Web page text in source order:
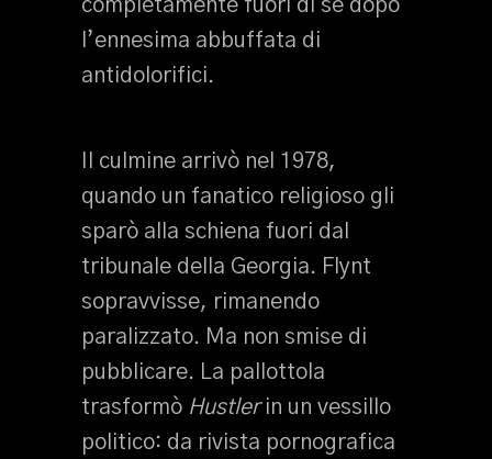
completamente fuori di sé dopo
l’ennesima abbuffata di
antidolorifici.
Il culmine arrivò nel 1978,
quando un fanatico religioso gli
sparò alla schiena fuori dal
tribunale della Georgia. Flynt
sopravvisse, rimanendo
paralizzato. Ma non smise di
pubblicare. La pallottola
trasformò Hustlerin un vessillo
politico: da rivista pornografica